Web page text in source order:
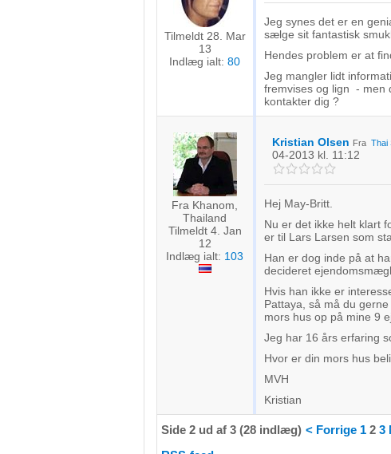
Tilmeldt 28. Mar
13
Indlæg ialt: 80
Jeg synes det er en
sælge sit fantastisk
Hendes problem er at
Jeg mangler lidt
fremvises og lign - men
kontakter dig ?
Fra Khanom,
Thailand
Tilmeldt 4. Jan
12
Indlæg ialt: 103
Kristian Olsen Fra Thai
04-2013 kl. 11:12
Hej May-Britt.
Nu er det ikke helt klart
er til Lars Larsen som
Han er dog inde på at
decideret
Hvis han ikke er
Pattaya, så må du
mors hus op på mine 9
Jeg har 16 års erfaring
Hvor er din mors hus
MVH
Kristian
Side 2 ud af 3 (28 indlæg) < Forrige 1 2 3